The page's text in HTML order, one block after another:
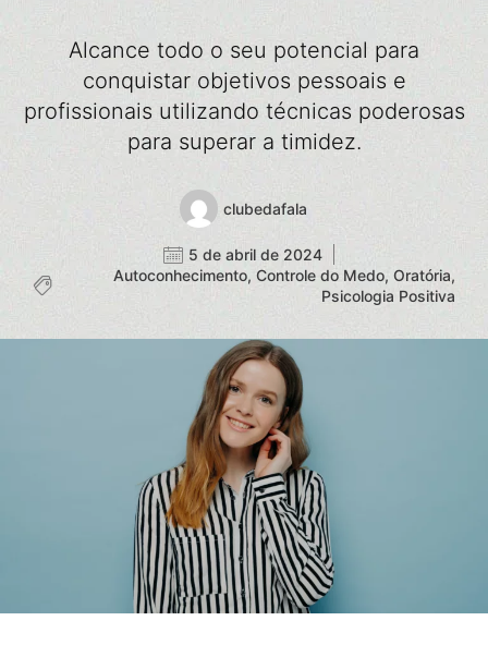
Alcance todo o seu potencial para
conquistar objetivos pessoais e
profissionais utilizando técnicas poderosas
para superar a timidez.
clubedafala
5 de abril de 2024
Autoconhecimento, Controle do Medo, Oratória,
Psicologia Positiva